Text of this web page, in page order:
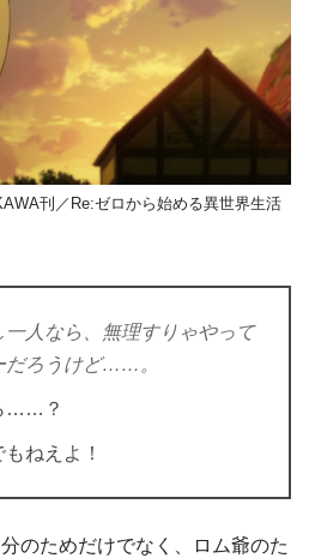
刊／Re:ゼロから始める異世界生活
人なら、無理すりゃやって
だろうけど……。
……？
ねえよ！
のためだけでなく、ロム爺のた